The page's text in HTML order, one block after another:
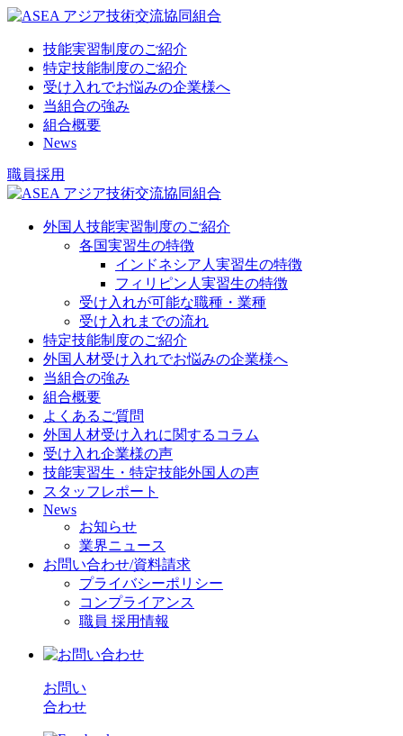
技能実習制度のご紹介
特定技能制度のご紹介
受け入れでお悩みの企業様へ
当組合の強み
組合概要
News
職員採用
外国人技能実習制度のご紹介
各国実習生の特徴
インドネシア人実習生の特徴
フィリピン人実習生の特徴
受け入れが可能な職種・業種
受け入れまでの流れ
特定技能制度のご紹介
外国人材受け入れでお悩みの企業様へ
当組合の強み
組合概要
よくあるご質問
外国人材受け入れに関するコラム
受け入れ企業様の声
技能実習生・特定技能外国人の声
スタッフレポート
News
お知らせ
業界ニュース
お問い合わせ/資料請求
プライバシーポリシー
コンプライアンス
職員 採用情報
お問い
合わせ